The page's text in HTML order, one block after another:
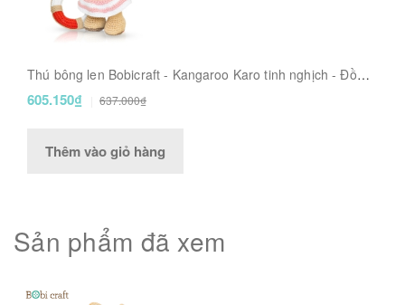
Thú bông len Bobicraft - Kangaroo Karo tinh nghịch - Đồ
bơi - Đồ chơi an toàn Quà tặng bé
605.150₫ 637.000₫
Thêm vào giỏ hàng
Sản phẩm đã xem